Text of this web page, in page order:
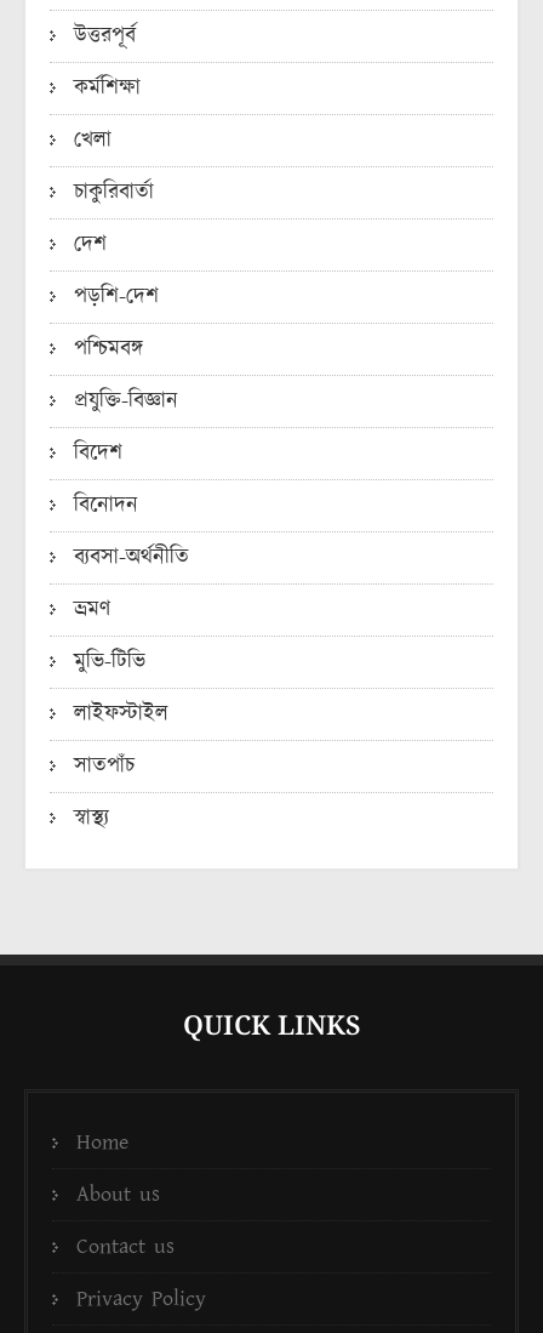
উত্তরপূর্ব
কর্মশিক্ষা
খেলা
চাকুরিবার্তা
দেশ
পড়শি-দেশ
পশ্চিমবঙ্গ
প্রযুক্তি-বিজ্ঞান
বিদেশ
বিনোদন
ব্যবসা-অর্থনীতি
ভ্রমণ
মুভি-টিভি
লাইফস্টাইল
সাতপাঁচ
স্বাস্থ্য
QUICK LINKS
Home
About us
Contact us
Privacy Policy